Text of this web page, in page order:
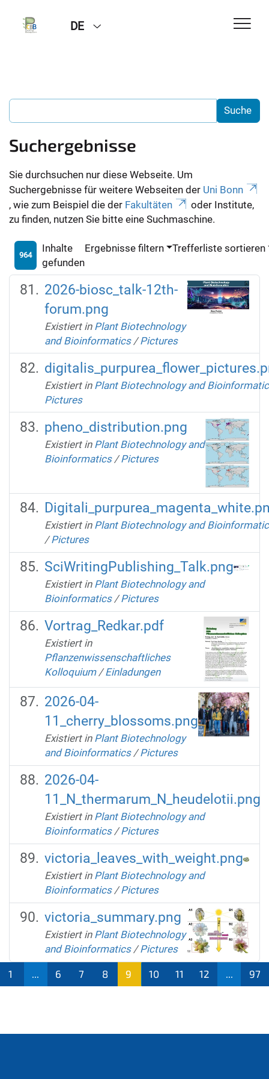
DE
Suchergebnisse
Sie durchsuchen nur diese Webseite. Um
Suchergebnisse für weitere Webseiten der Uni Bonn
, wie zum Beispiel die der Fakultäten
oder Institute,
zu finden, nutzen Sie bitte eine Suchmaschine.
964
Inhalte
gefunden
Ergebnisse filtern Trefferliste sortieren
2026-biosc_talk-12th-
forum.png
Existiert in Plant Biotechnology
and Bioinformatics /Pictures
Existiert in Plant Biotechnology and
Pictures
pheno_distribution.png
Existiert in Plant Biotechnology and
Bioinformatics /Pictures
Existiert in Plant Biotechnology and
/Pictures
SciWritingPublishing_Talk.png
Existiert in Plant Biotechnology and
Bioinformatics /Pictures
Vortrag_Redkar.pdf
Existiert in
Pflanzenwissenschaftliches
Kolloquium /Einladungen
2026-04-
11_cherry_blossoms.png
Existiert in Plant Biotechnology
and Bioinformatics /Pictures
2026-04-
11_N_thermarum_N_heudelotii.png
Existiert in Plant Biotechnology and
Bioinformatics /Pictures
victoria_leaves_with_weight.png
Existiert in Plant Biotechnology and
Bioinformatics /Pictures
victoria_summary.png
Existiert in Plant Biotechnology
and Bioinformatics /Pictures
1 ... 6 7 8
9
10 11 12 ... 97